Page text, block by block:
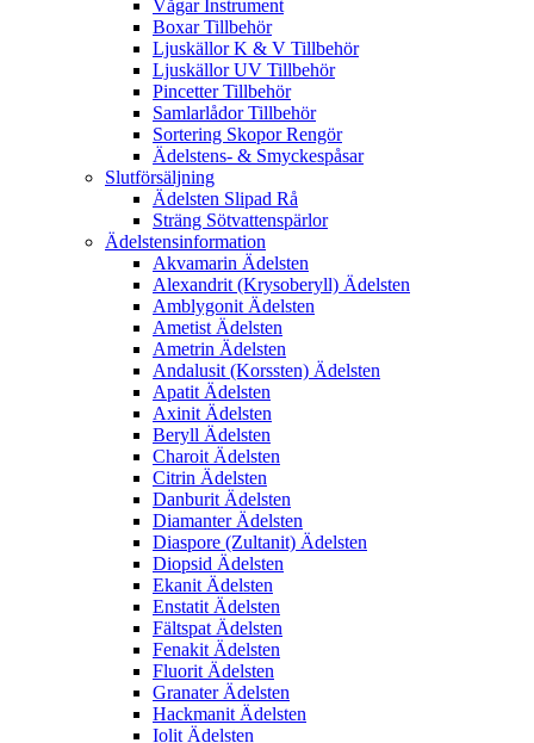
Vågar Instrument
Boxar Tillbehör
Ljuskällor K & V Tillbehör
Ljuskällor UV Tillbehör
Pincetter Tillbehör
Samlarlådor Tillbehör
Sortering Skopor Rengör
Ädelstens- & Smyckespåsar
Slutförsäljning
Ädelsten Slipad Rå
Sträng Sötvattenspärlor
Ädelstensinformation
Akvamarin Ädelsten
Alexandrit (Krysoberyll) Ädelsten
Amblygonit Ädelsten
Ametist Ädelsten
Ametrin Ädelsten
Andalusit (Korssten) Ädelsten
Apatit Ädelsten
Axinit Ädelsten
Beryll Ädelsten
Charoit Ädelsten
Citrin Ädelsten
Danburit Ädelsten
Diamanter Ädelsten
Diaspore (Zultanit) Ädelsten
Diopsid Ädelsten
Ekanit Ädelsten
Enstatit Ädelsten
Fältspat Ädelsten
Fenakit Ädelsten
Fluorit Ädelsten
Granater Ädelsten
Hackmanit Ädelsten
Iolit Ädelsten